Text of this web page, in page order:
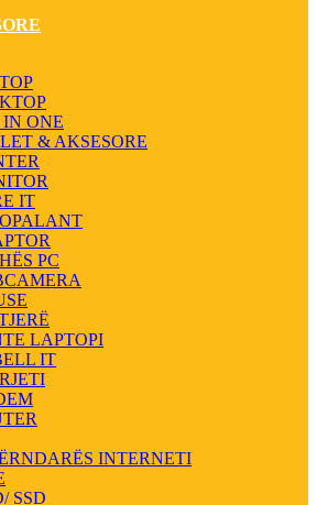
ONE
& AKSESORE
IT
PC
LAPTOPI
IT
INTERNETI
SSD